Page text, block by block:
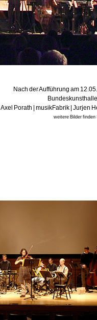
Nach der Aufführung am
Axel Porath | musikFabrik | Jurjen
weitere Bilder finden